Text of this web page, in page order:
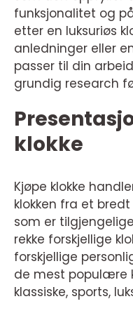
funksjonalitet og
etter en luksuriøs
anledninger eller
passer til din
grundig research
klokke
Kjøpe klokke
klokken fra et
som er
rekke forskjellige
forskjellige
de mest populære
klassiske, sports,